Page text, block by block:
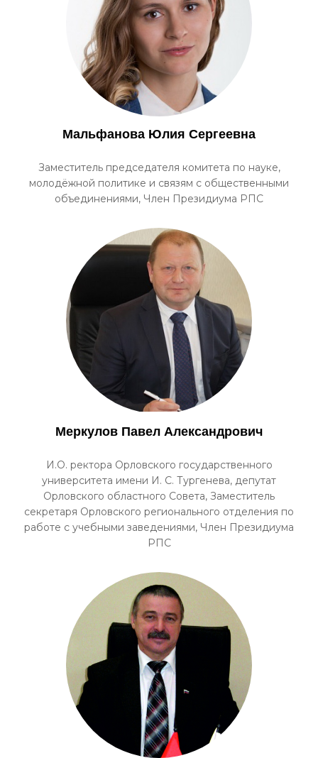
Мальфанова Юлия Сергеевна
Заместитель председателя комитета по науке,
молодёжной политике и связям с общественными
объединениями, Член Президиума РПС
Меркулов Павел Александрович
И.О. ректора Орловского государственного
университета имени И. С. Тургенева, депутат
Орловского областного Совета, Заместитель
секретаря Орловского регионального отделения по
работе с учебными заведениями, Член Президиума
РПС